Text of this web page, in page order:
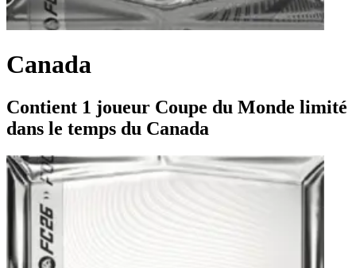
Canada
Contient 1 joueur Coupe du Monde limité
dans le temps du Canada